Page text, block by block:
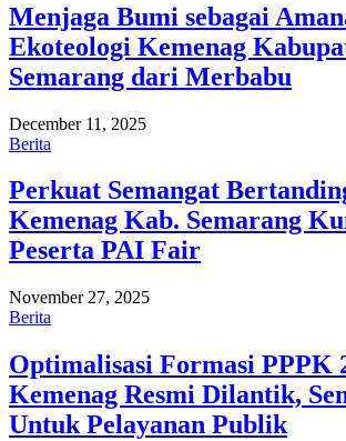
Menjaga Bumi sebagai
Ekoteologi Kemenag
Semarang dari Merbabu
December 11, 2025
Berita
Perkuat Semangat
Kemenag Kab. Semarang
Peserta PAI Fair
November 27, 2025
Berita
Optimalisasi Formasi PPPK
Kemenag Resmi Dilantik,
Untuk Pelayanan Publik